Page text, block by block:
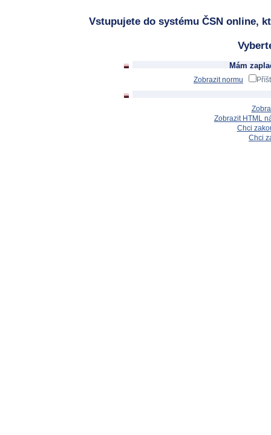
Vstupujete do systému ČSN online,
Mám
Zobrazit normu
Zobrazit HTML
Chci
Chci